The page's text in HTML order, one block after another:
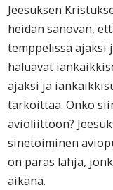
Jeesuksen
heidän sanovan,
temppelissä ajaksi
haluavat
ajaksi ja
tarkoittaa. Onko
avioliittoon?
sinetöiminen
on paras lahja,
aikana.